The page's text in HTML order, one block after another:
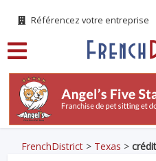
Référencez votre entreprise
FrenchDistrict > Texas >